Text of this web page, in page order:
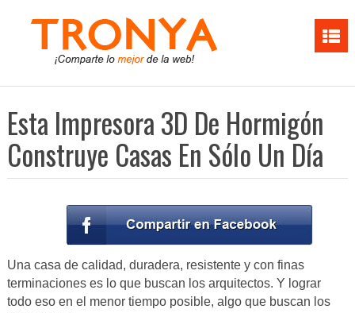
Esta Impresora 3D De Hormigón
Construye Casas En Sólo Un Día
Una casa de calidad, duradera, resistente y con finas
terminaciones es lo que buscan los arquitectos. Y lograr
todo eso en el menor tiempo posible, algo que buscan los